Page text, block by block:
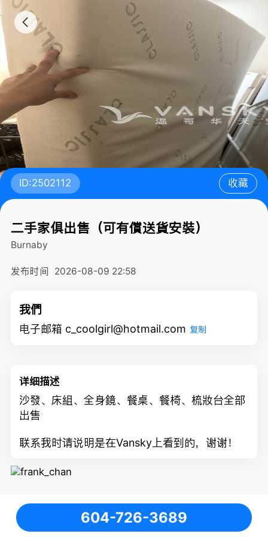
ID:2502112 收藏
二手家俱出售（可有償送貨安裝）
Burnaby
发布时间 2026-08-09 22:58
我們
电子邮箱 c_coolgirl@hotmail.com 复制
详细描述
沙發、床組、全身鏡、餐桌、餐椅、梳妝台全部
出售
联系我时请说明是在Vansky上看到的，谢谢！
604-726-3689